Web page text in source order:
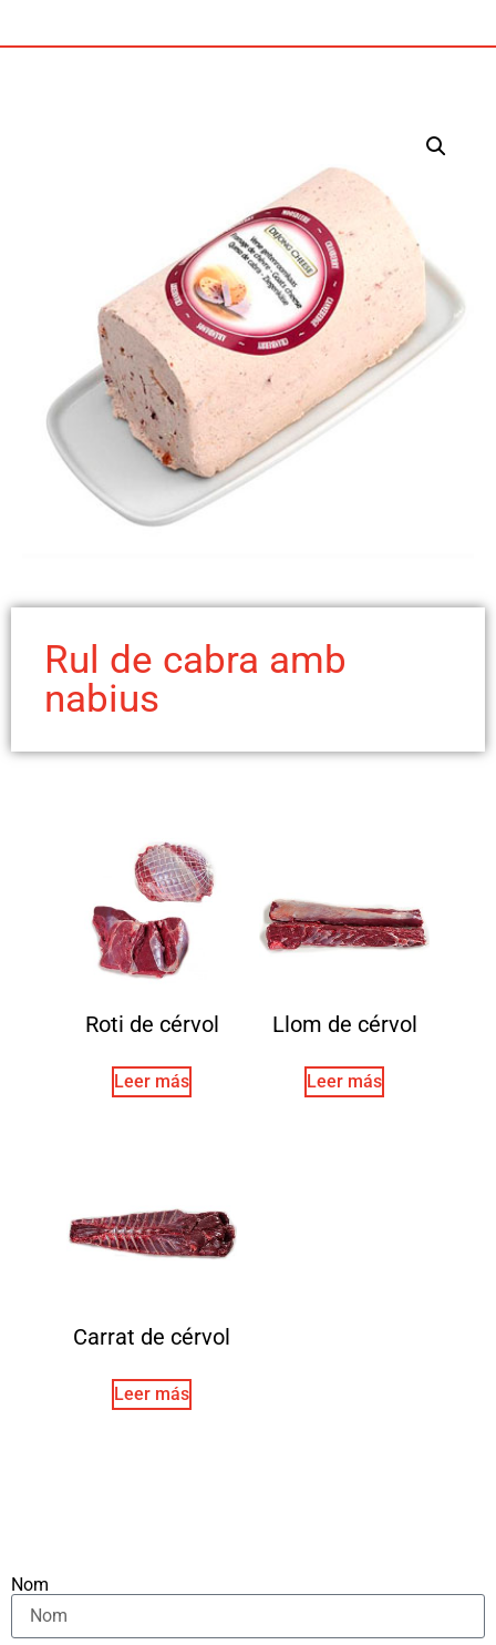
Rul de cabra amb
nabius
Roti de cérvol
Leer más
Llom de cérvol
Leer más
Carrat de cérvol
Leer más
Nom